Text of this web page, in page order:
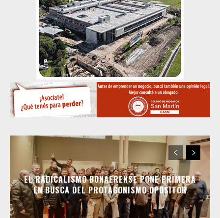
EL RADICALISMO BONAERENSE PONE PRIMERA
EN BUSCA DEL PROTAGONISMO OPOSITOR